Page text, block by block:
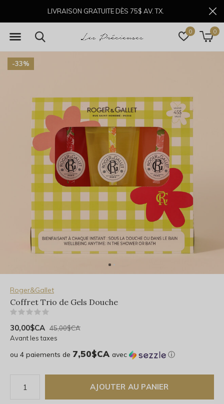
0 0
LIVRAISON GRATUITE DÈS 75$ AV. TX.
-33%
Roger&Gallet
Coffret Trio de Gels Douche
30,00$CA 45,00$CA
Avant les taxes
ou 4 paiements de 7,50$CA avec ⓘ
AJOUTER AU PANIER